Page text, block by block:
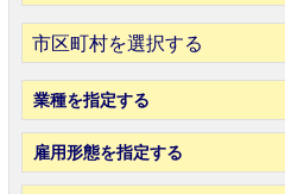
市区町村を選択する
業種を指定する
雇用形態を指定する